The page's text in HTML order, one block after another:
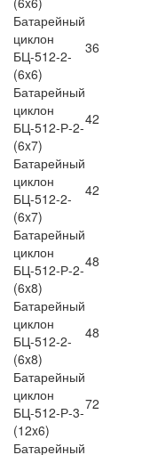
Батарейный
циклон
БЦ-512-2-
(6x6)
36
Батарейный
циклон
БЦ-512-Р-2-
(6x7)
42
Батарейный
циклон
БЦ-512-2-
(6x7)
42
Батарейный
циклон
БЦ-512-Р-2-
(6x8)
48
Батарейный
циклон
БЦ-512-2-
(6x8)
48
Батарейный
циклон
БЦ-512-Р-3-
(12x6)
72
Батарейный